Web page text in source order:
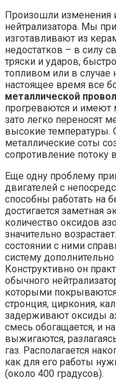
Произошли изменения
нейтрализатора. Мы
изготавливают из
недостатков – в силу
тряски и ударов,
топливом или в
настоящее время все
металлической
прогреваются и
зато легко переносят
высокие температуры.
металлические соты
сопротивление потоку
Еще одну проблему
двигателей с
способны работать на
достигается заметная
количество оксидов
значительно
состоянии с ними
систему
Конструктивно он
обычного
которыми
стронция, циркония,
задерживают оксиды
смесь обогащается, и
выжигаются,
газ. Располагается
как для его работы
(около 400 градусов).